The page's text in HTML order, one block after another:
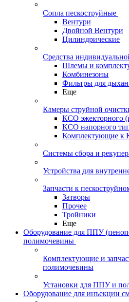
Сопла пескоструйные
Вентури
Двойной Вентури
Цилиндрические
Средства
Шлемы и
Комбинезоны
Фильтры для
Еще
Камеры струйной
КСО эжекторного
КСО напорного
Комплектующие к
Системы сбора и
Устройства для
Запчасти к
Затворы
Прочее
Тройники
Еще
Оборудование для ППУ
полимочевины
Комплектующие и
полимочевины
Установки для ППУ и
Оборудование для инъекции